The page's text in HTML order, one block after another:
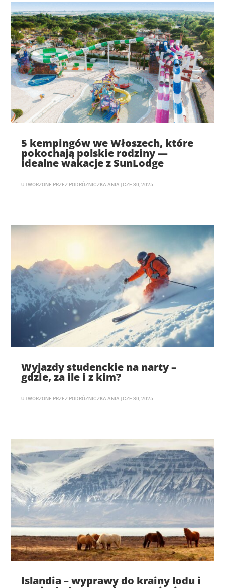
5 kempingów we Włoszech, które
pokochają polskie rodziny —
idealne wakacje z SunLodge
UTWORZONE PRZEZ PODRÓŻNICZKA ANIA |CZE 30, 2025
Wyjazdy studenckie na narty –
gdzie, za ile i z kim?
UTWORZONE PRZEZ PODRÓŻNICZKA ANIA |CZE 30, 2025
Islandia – wyprawy do krainy lodu i